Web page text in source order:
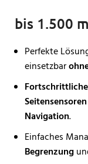
bis 1.500
Perfekte
einsetzbar
Seitensensoren
Navigation.
Einfaches
Begrenzung